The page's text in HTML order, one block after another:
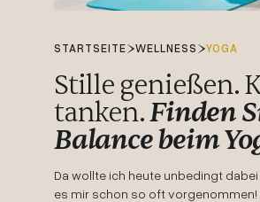
STARTSEITE WELLNESS YOGA
Stille genießen.
tanken.Finden
Balance beim
Da wollte ich heute unbedingt
es mir schon so oft vorgenommen!